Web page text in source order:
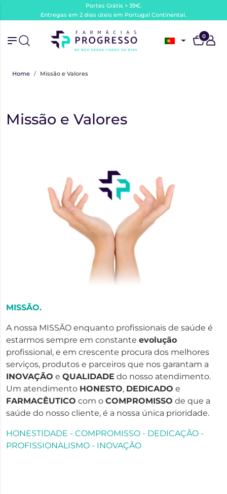
Portes Grátis > 39€.
Entregas em 2 dias úteis em Portugal Continental.
0
Home Missão e Valores
Missão e Valores
MISSÃO.
A nossa MISSÃO enquanto profissionais de saúde é
estarmos sempre em constante evolução
profissional, e em crescente procura dos melhores
serviços, produtos e parceiros que nos garantam a
INOVAÇÃO e QUALIDADE do nosso atendimento.
Um atendimento HONESTO, DEDICADO e
FARMACÊUTICO com o COMPROMISSO de que a
saúde do nosso cliente, é a nossa única prioridade.
HONESTIDADE - COMPROMISSO - DEDICAÇÃO -
PROFISSIONALISMO - INOVAÇÃO